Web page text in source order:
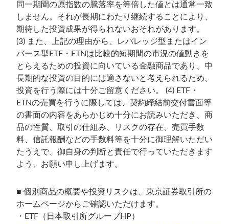
同一期間の原指数の騰落率を等倍した値とは通常一致
しません。それが長期にわたり継続することにより、
期待した投資成果が得られないおそれがあります。
(3) また、上記の理由から、レバレッジ型またはイン
バース型ETF・ETNは比較的短期間の市況の値動きを
とらえるための投資に向いている金融商品であり、中
長期的な投資の目的には適さないと考えられるため、
投資を行う際には十分ご留意ください。 (4) ETF・
ETNの売買を行うに際しては、契約締結前交付書面等
の書面の内容をあらかじめ十分にお読みいただき、商
品の性質、取引の仕組み、リスクの存在、売買手数
料、信託報酬などの手数料等を十分に御理解いただい
たうえで、御自身の判断と責任で行っていただきます
よう、お願い申し上げます。
■ 個別商品の概要や投資リスクは、東京証券取引所の
ホームページからご確認いただけます。
・ETF（日本取引所グループHP）